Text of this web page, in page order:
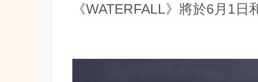
《WATERFALL》將於6月1日